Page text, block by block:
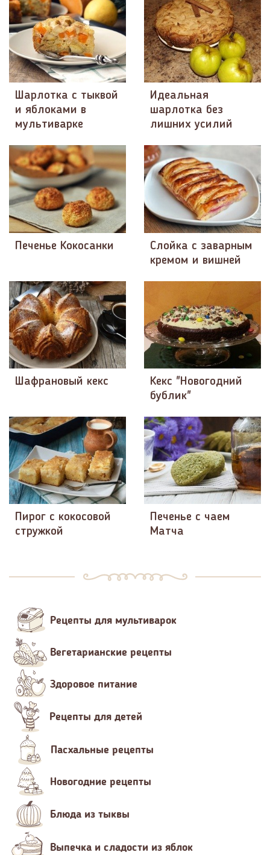
Шарлотка с тыквой
и яблоками в
мультиварке
Идеальная
шарлотка без
лишних усилий
Печенье Кокосанки
Слойка с заварным
кремом и вишней
Шафрановый кекс
Кекс "Новогодний
бублик"
Пирог с кокосовой
стружкой
Печенье с чаем
Матча
Рецепты для мультиварок
Вегетарианские рецепты
Здоровое питание
Рецепты для детей
Пасхальные рецепты
Новогодние рецепты
Блюда из тыквы
Выпечка и сладости из яблок